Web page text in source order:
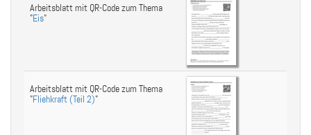
Arbeitsblatt mit QR-Code zum Thema
"Eis"
Arbeitsblatt mit QR-Code zum Thema
"Fliehkraft (Teil 2)"